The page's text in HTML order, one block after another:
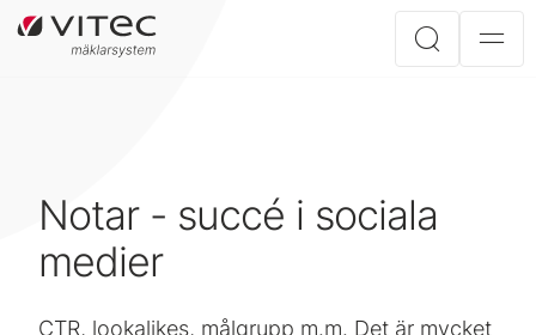
Notar - succé i sociala
medier
CTR, lookalikes, målgrupp m.m. Det är mycket